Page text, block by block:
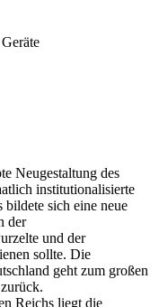
Neugestaltung des
institutionalisierte
sich eine neue
der
und der
sollte. Die
geht zum großen
Reichs liegt die